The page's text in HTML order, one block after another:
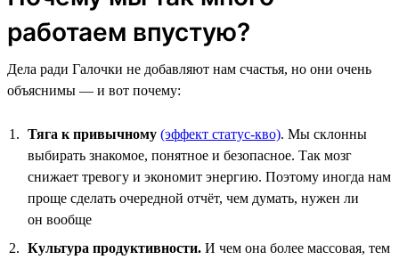
работаем впустую?
Дела ради Галочки не добавляют нам счастья, но они очень
объяснимы — и вот почему:
Тяга к привычному (эффект статус-кво). Мы склонны
выбирать знакомое, понятное и безопасное. Так мозг
снижает тревогу и экономит энергию. Поэтому иногда нам
проще сделать очередной отчёт, чем думать, нужен ли
он вообще
Культура продуктивности. И чем она более массовая, тем